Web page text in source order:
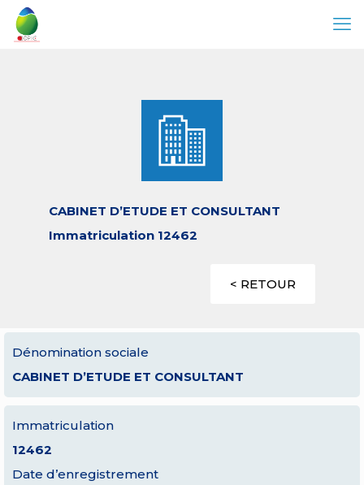
CABINET D’ETUDE ET CONSULTANT
Immatriculation 12462
< RETOUR
Dénomination sociale
CABINET D’ETUDE ET CONSULTANT
Immatriculation
12462
Date d’enregistrement